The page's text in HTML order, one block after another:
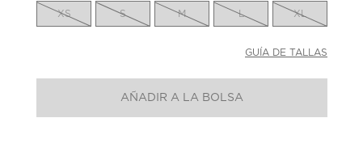
la
misma
XS S M L XL
GUÍA DE TALLAS
AÑADIR A LA BOLSA